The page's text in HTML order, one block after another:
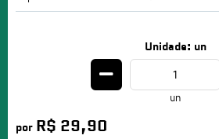
Unidade: un
un
por R$ 29,90